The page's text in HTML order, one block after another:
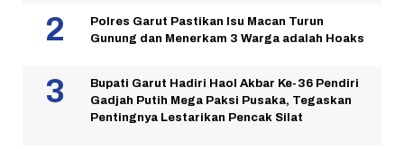
Polres Garut Pastikan Isu Macan Turun
Gunung dan Menerkam 3 Warga adalah Hoaks
Bupati Garut Hadiri Haol Akbar Ke-36 Pendiri
Gadjah Putih Mega Paksi Pusaka, Tegaskan
Pentingnya Lestarikan Pencak Silat